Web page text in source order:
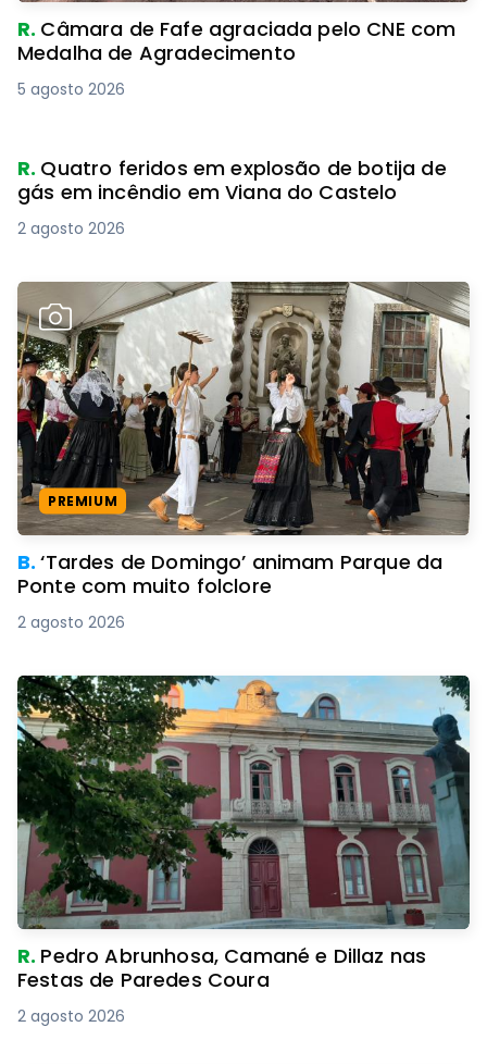
R. Câmara de Fafe agraciada pelo CNE com
Medalha de Agradecimento
5 agosto 2026
R. Quatro feridos em explosão de botija de
gás em incêndio em Viana do Castelo
2 agosto 2026
PREMIUM
B.‘Tardes de Domingo’ animam Parque da
Ponte com muito folclore
2 agosto 2026
R. Pedro Abrunhosa, Camané e Dillaz nas
Festas de Paredes Coura
2 agosto 2026